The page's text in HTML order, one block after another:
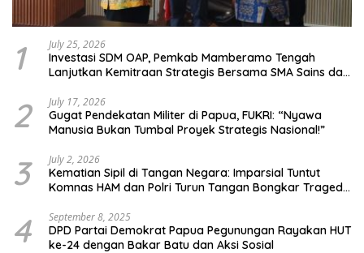
1 July 25, 2026
Investasi SDM OAP, Pemkab Mamberamo Tengah
Lanjutkan Kemitraan Strategis Bersama SMA Sains dan
2 July 17, 2026
Gugat Pendekatan Militer di Papua, FUKRI: “Nyawa
Manusia Bukan Tumbal Proyek Strategis Nasional!”
3 July 2, 2026
Kematian Sipil di Tangan Negara: Imparsial Tuntut
Komnas HAM dan Polri Turun Tangan Bongkar Tragedi
4 September 8, 2025
DPD Partai Demokrat Papua Pegunungan Rayakan HUT
ke-24 dengan Bakar Batu dan Aksi Sosial